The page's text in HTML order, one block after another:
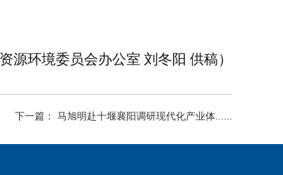
源环境委员会办公室 刘冬阳 供稿）
下一篇： 马旭明赴十堰襄阳调研现代化产业体......